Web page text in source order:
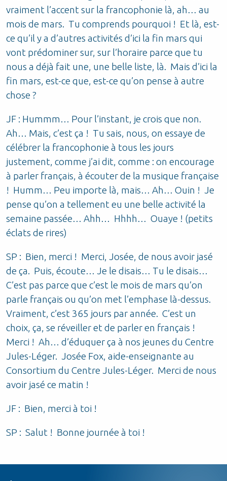
vraiment l’accent sur la francophonie là, ah… au
mois de mars. Tu comprends pourquoi ! Et là, est-
ce qu’il y a d’autres activités d’ici la fin mars qui
vont prédominer sur, sur l’horaire parce que tu
nous a déjà fait une, une belle liste, là. Mais d’ici la
fin mars, est-ce que, est-ce qu’on pense à autre
chose ?
JF : Hummm… Pour l’instant, je crois que non.
Ah… Mais, c’est ça ! Tu sais, nous, on essaye de
célébrer la francophonie à tous les jours
justement, comme j’ai dit, comme : on encourage
à parler français, à écouter de la musique française
! Humm… Peu importe là, mais… Ah… Ouin ! Je
pense qu’on a tellement eu une belle activité la
semaine passée… Ahh… Hhhh… Ouaye ! (petits
éclats de rires)
SP : Bien, merci ! Merci, Josée, de nous avoir jasé
de ça. Puis, écoute… Je le disais… Tu le disais…
C’est pas parce que c’est le mois de mars qu’on
parle français ou qu’on met l’emphase là-dessus.
Vraiment, c’est 365 jours par année. C’est un
choix, ça, se réveiller et de parler en français !
Merci ! Ah… d’éduquer ça à nos jeunes du Centre
Jules-Léger. Josée Fox, aide-enseignante au
Consortium du Centre Jules-Léger. Merci de nous
avoir jasé ce matin !
JF : Bien, merci à toi !
SP : Salut ! Bonne journée à toi !